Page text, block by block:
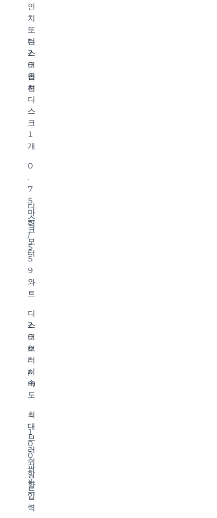
디
스
크
옵
션
인
치
또
는
2
0
인
치
디
스
크
1
개
디
스
크
모
터
0
.
7
5
마
력
/
5
5
9
와
트
디
스
크
브
러
시
속
도
2
0
0
r
p
m
최
대
브
러
쉬
하
향
압
력
1
0
0
파
운
드